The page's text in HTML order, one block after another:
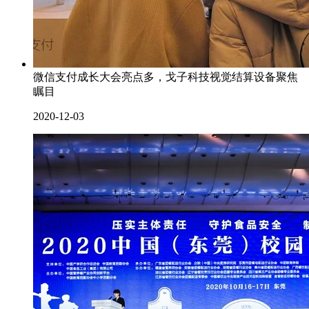
微信支付成长大会亮点多，戈子科技视觉结算设备聚焦
瞩目
2020-12-03